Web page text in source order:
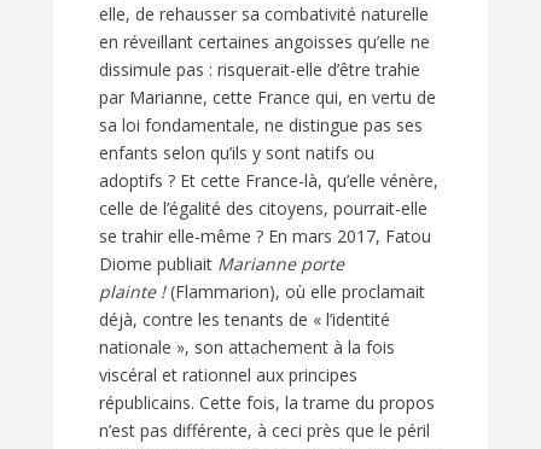
elle, de rehausser sa combativité naturelle
en réveillant certaines angoisses qu’elle ne
dissimule pas : risquerait-elle d’être trahie
par Marianne, cette France qui, en vertu de
sa loi fondamentale, ne distingue pas ses
enfants selon qu’ils y sont natifs ou
adoptifs ? Et cette France-là, qu’elle vénère,
celle de l’égalité des citoyens, pourrait-elle
se trahir elle-même ? En mars 2017, Fatou
Diome publiait Marianne porte
plainte !(Flammarion), où elle proclamait
déjà, contre les tenants de « l’identité
nationale », son attachement à la fois
viscéral et rationnel aux principes
républicains. Cette fois, la trame du propos
n’est pas différente, à ceci près que le péril